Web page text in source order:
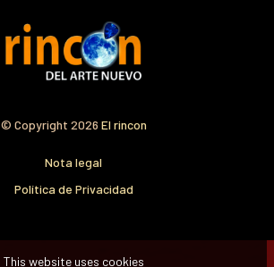
© Copyright 2026 El rincon
Nota legal
Política de Privacidad
This website uses cookies